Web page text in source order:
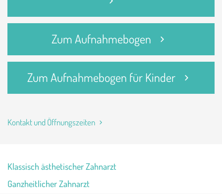
Zum Aufnahmebogen
Zum Aufnahmebogen für Kinder
Kontakt und Öffnungszeiten
Klassisch ästhetischer Zahnarzt
Ganzheitlicher Zahnarzt